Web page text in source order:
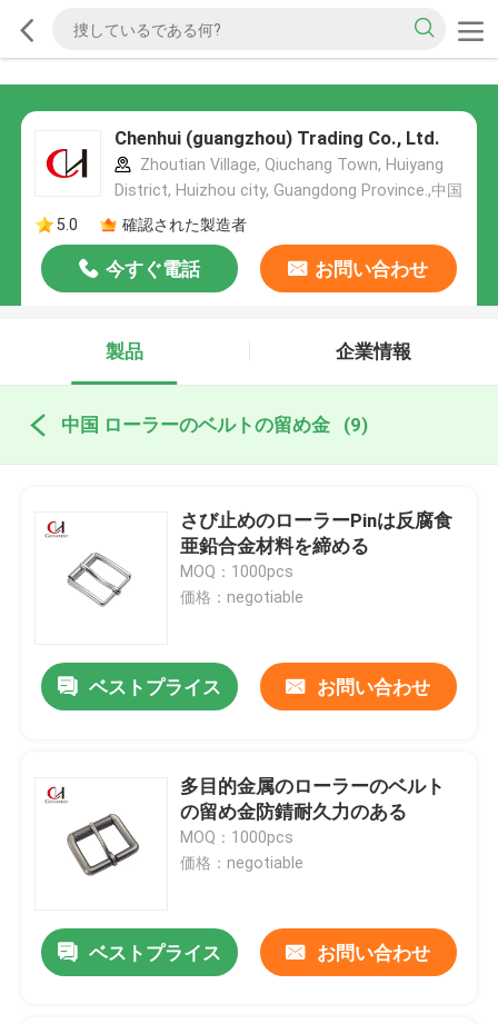
Chenhui (guangzhou) Trading Co., Ltd.
Zhoutian Village, Qiuchang Town, Huiyang
District, Huizhou city, Guangdong Province.,中国
5.0
確認された製造者
今すぐ電話 お問い合わせ
製品 企業情報
中国 ローラーのベルトの留め金 (9)
さび止めのローラーPinは反腐食
亜鉛合金材料を締める
MOQ：1000pcs
価格：negotiable
ベストプライス お問い合わせ
多目的金属のローラーのベルト
の留め金防錆耐久力のある
MOQ：1000pcs
価格：negotiable
ベストプライス お問い合わせ